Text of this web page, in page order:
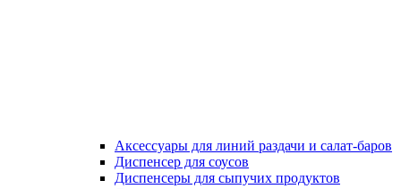
Аксессуары для линий раздачи и салат-баров
Диспенсер для соусов
Диспенсеры для сыпучих продуктов